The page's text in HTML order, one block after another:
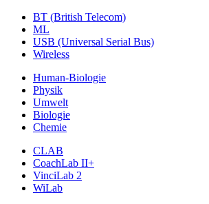
BT (British Telecom)
ML
USB (Universal Serial Bus)
Wireless
Human-Biologie
Physik
Umwelt
Biologie
Chemie
CLAB
CoachLab II+
VinciLab 2
WiLab